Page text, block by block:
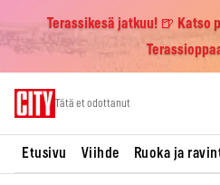
Terassikesä jatkuu! 🍺 Katso
Tätä et odottanut
Etusivu Viihde Ruoka ja